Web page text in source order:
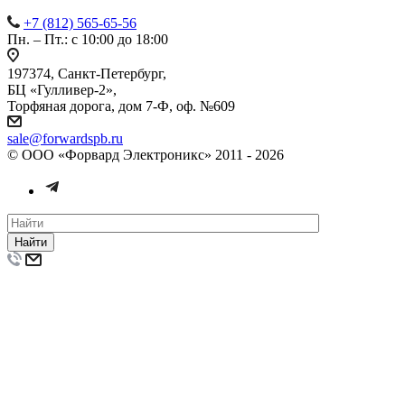
+7 (812) 565-65-56
Пн. – Пт.: с 10:00 до 18:00
197374, Санкт-Петербург,
БЦ «Гулливер-2»,
Торфяная дорога, дом 7-Ф, оф. №609
sale@forwardspb.ru
© ООО «Форвард Электроникс» 2011 - 2026
Найти